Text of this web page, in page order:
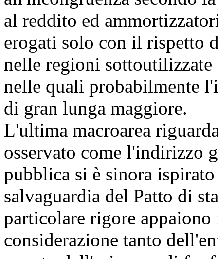
al reddito ed
erogati solo con il rispetto
nelle regioni sottoutilizzate
nelle quali probabilmente
di gran lunga maggiore.
L'ultima macroarea
osservato come l'indirizzo
pubblica si è sinora
salvaguardia del Patto di
particolare rigore appaiono
considerazione tanto